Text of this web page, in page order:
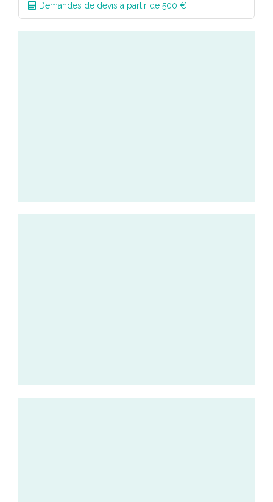
Demandes de devis à partir de 500 €